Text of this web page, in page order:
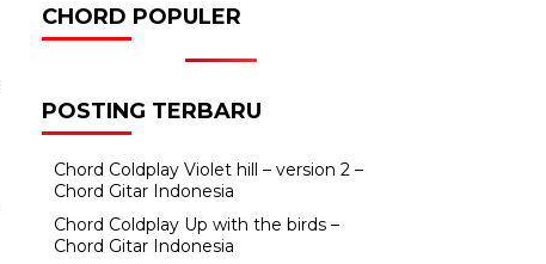
CHORD POPULER
POSTING TERBARU
Chord Coldplay Violet hill – version 2 –
Chord Gitar Indonesia
Chord Coldplay Up with the birds –
Chord Gitar Indonesia